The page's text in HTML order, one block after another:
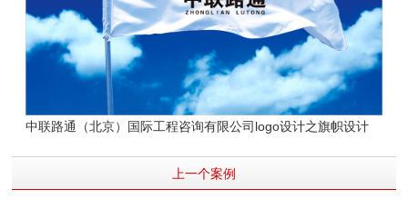
中联路通（北京）国际工程咨询有限公司 logo设计之旗帜设计
上一个案例